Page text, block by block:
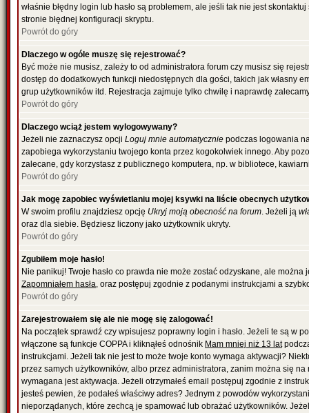
właśnie błędny login lub hasło są problemem, ale jeśli tak nie jest
stronie błędnej konfiguracji skryptu.
Powrót do góry
Dlaczego w ogóle muszę się rejestrować?
Być może nie musisz, zależy to od administratora forum czy musisz się
dostęp do dodatkowych funkcji niedostępnych dla gości, takich jak własny
grup użytkowników itd. Rejestracja zajmuje tylko chwilę i naprawdę
Powrót do góry
Dlaczego wciąż jestem wylogowywany?
Jeżeli nie zaznaczysz opcji Loguj mnie automatycznie podczas logowania
zapobiega wykorzystaniu twojego konta przez kogokolwiek innego. Aby
zalecane, gdy korzystasz z publicznego komputera, np. w bibliotece,
Powrót do góry
Jak mogę zapobiec wyświetlaniu mojej ksywki na liście obecnych
W swoim profilu znajdziesz opcję Ukryj moją obecność na forum. Jeżeli ją
oraz dla siebie. Będziesz liczony jako użytkownik ukryty.
Powrót do góry
Zgubiłem moje hasło!
Nie panikuj! Twoje hasło co prawda nie może zostać odzyskane, ale
Zapomniałem hasła, oraz postępuj zgodnie z podanymi instrukcjami a
Powrót do góry
Zarejestrowałem się ale nie mogę się zalogować!
Na początek sprawdź czy wpisujesz poprawny login i hasło. Jeżeli te są w
włączone są funkcje COPPA i kliknąłeś odnośnik Mam mniej niż 13 lat
instrukcjami. Jeżeli tak nie jest to może twoje konto wymaga aktywacji?
przez samych użytkowników, albo przez administratora, zanim można się
wymagana jest aktywacja. Jeżeli otrzymałeś email postępuj zgodnie z
jesteś pewien, że podałeś właściwy adres? Jednym z powodów
nieporządanych, które zechcą je spamować lub obrażać użytkowników.